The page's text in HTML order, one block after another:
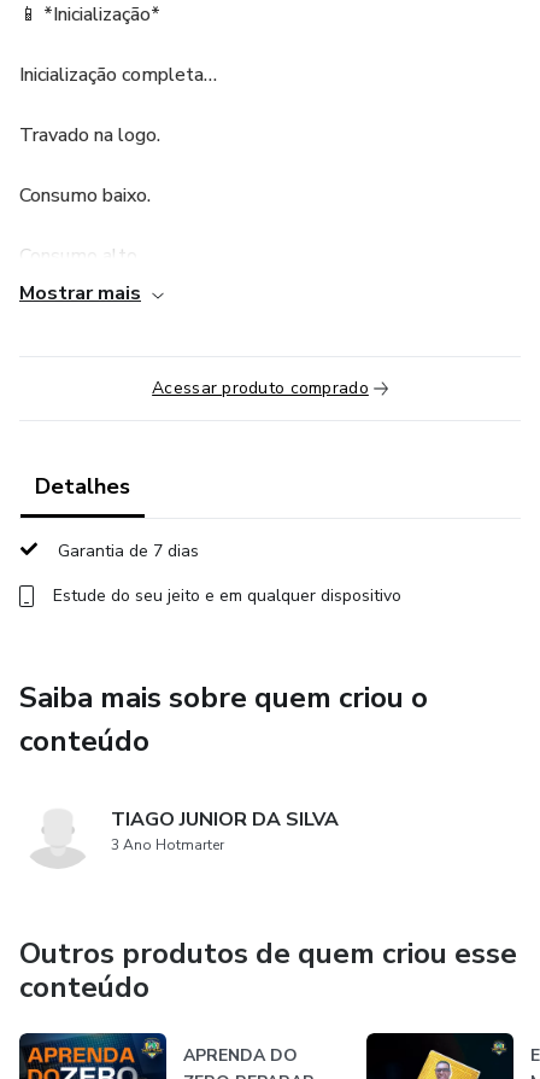
📱 *Inicialização*
Inicialização completa…
Travado na logo.
Consumo baixo.
Consumo alto.
Erros 4013, 4014, etc.
Reinicia a cada 3 minutos.
Linhas primárias.
Protocolos: I2C, I2S, MIPI, SPI, UART, PCIe.
Não carrega.
Não carrega por indução.
Não sai de 0%.
Mostrar mais
Acessar produto comprado
Detalhes
Garantia de 7 dias
Estude do seu jeito e em qualquer dispositivo
Saiba mais sobre quem criou o
conteúdo
TIAGO JUNIOR DA SILVA
3 Ano Hotmarter
Outros produtos de quem criou esse
conteúdo
APRENDA DO